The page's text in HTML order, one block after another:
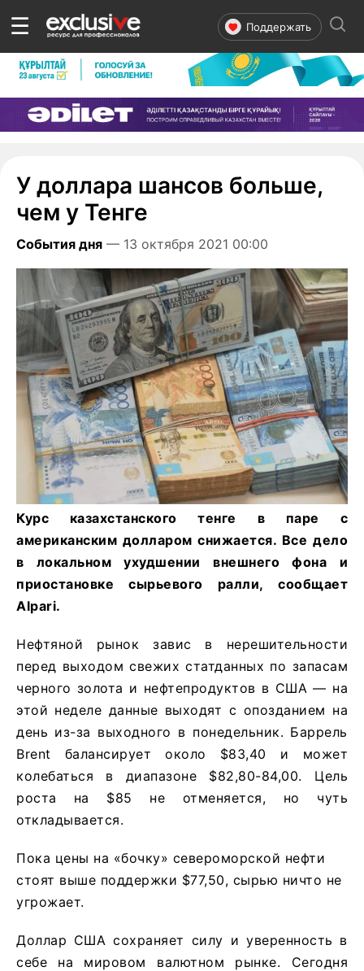
☰ Поддержать
У доллара шансов больше,
чем у Тенге
События дня — 13 октября 2021 00:00
Курс казахстанского тенге в паре с
американским долларом снижается. Все дело
в локальном ухудшении внешнего фона и
приостановке сырьевого ралли, сообщает
Alpari.
Нефтяной рынок завис в нерешительности
перед выходом свежих статданных по запасам
черного золота и нефтепродуктов в США — на
этой неделе данные выходят с опозданием на
день из-за выходного в понедельник. Баррель
Brent балансирует около $83,40 и может
колебаться в диапазоне $82,80-84,00. Цель
роста на $85 не отменяется, но чуть
откладывается.
Пока цены на «бочку» североморской нефти
стоят выше поддержки $77,50, сырью ничто не
угрожает.
Доллар США сохраняет силу и уверенность в
себе на мировом валютном рынке. Сегодня